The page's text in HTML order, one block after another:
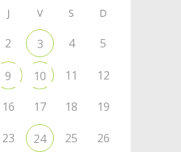
J V S D
2 3 4 5
9 10 11 12
16 17 18 19
23 24 25 26